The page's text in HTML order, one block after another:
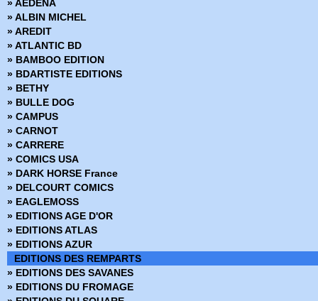
› Mandrake - Mondes mysterieux - 46
› Mandrake - Mondes mysterieux - 47
› Mandrake - Mondes mysterieux - 48
› Mandrake - Mondes mysterieux - 49
› Mandrake - Mondes mysterieux - 50
› Mandrake - Mondes mysterieux - 51
› Mandrake - Mondes mysterieux - 52
› Mandrake - Mondes mysterieux - 53
› Mandrake - Mondes mysterieux - 54
› Mandrake - Mondes mysterieux - 55
› Mandrake - Mondes mysterieux - 56
› Mandrake - Mondes mysterieux - 57
› Mandrake - Mondes mysterieux - 58
› Mandrake - Mondes mysterieux - 59
› Mandrake - Mondes mysterieux - 60
› Mandrake - Mondes mysterieux - 61
› Mandrake - Mondes mysterieux - 62
› Mandrake - Mondes mysterieux - 63
› Mandrake - Mondes mysterieux - 64
› Mandrake - Mondes mysterieux - 65
› Mandrake - Mondes mysterieux - 66
» AEDENA
» ALBIN MICHEL
» AREDIT
» ATLANTIC BD
» BAMBOO EDITION
» BDARTISTE EDITIONS
» BETHY
» BULLE DOG
» CAMPUS
» CARNOT
» CARRERE
» COMICS USA
» DARK HORSE France
» DELCOURT COMICS
» EAGLEMOSS
» EDITIONS AGE D'OR
» EDITIONS ATLAS
» EDITIONS AZUR
EDITIONS DES REMPARTS
» EDITIONS DES SAVANES
» EDITIONS DU FROMAGE